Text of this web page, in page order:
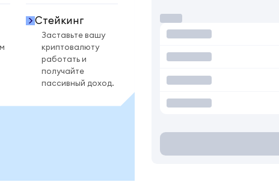
Стейкинг
Заставьте вашу
криптовалюту
работать и
получайте
пассивный доход.